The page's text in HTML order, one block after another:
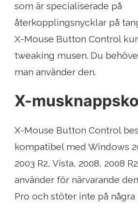
som är specialiserade på
återkopplingsnycklar på
X-Mouse Button Control
tweaking musen. Du
man använder den.
X-
X-Mouse Button Control
kompatibel med Windows
2003 R2, Vista, 2008, 2008
använder för närvarande
Pro och stöter inte på